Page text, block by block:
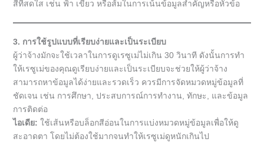
สีที่สดใส เช่น ฟ้า เขียว หรือส้มในการเน้นข้อมูลสำคัญหรือหัวข้อ
3. การใช้รูปแบบที่เรียบง่ายและเป็นระเบียบ
ผู้ว่าจ้างมักจะใช้เวลาในการดูเรซูเม่ไม่เกิน 30 วินาที ดังนั้นการทำ
ให้เรซูเม่ของคุณดูเรียบง่ายและเป็นระเบียบจะช่วยให้ผู้ว่าจ้าง
สามารถหาข้อมูลได้ง่ายและรวดเร็ว ควรมีการจัดหมวดหมู่ข้อมูลที่
ชัดเจน เช่น การศึกษา, ประสบการณ์การทำงาน, ทักษะ, และข้อมูล
การติดต่อ
ไอเดีย: ใช้เส้นหรือบล็อกสีอ่อนในการแบ่งหมวดหมู่ข้อมูลเพื่อให้ดู
สะอาดตา โดยไม่ต้องใช้มากจนทำให้เรซูเม่ดูหนักเกินไป